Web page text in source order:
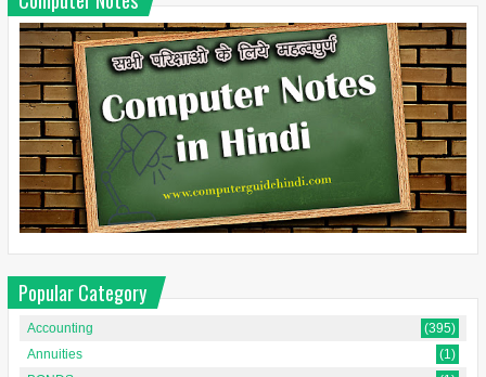
Popular Category
Accounting
(395)
Annuities
(1)